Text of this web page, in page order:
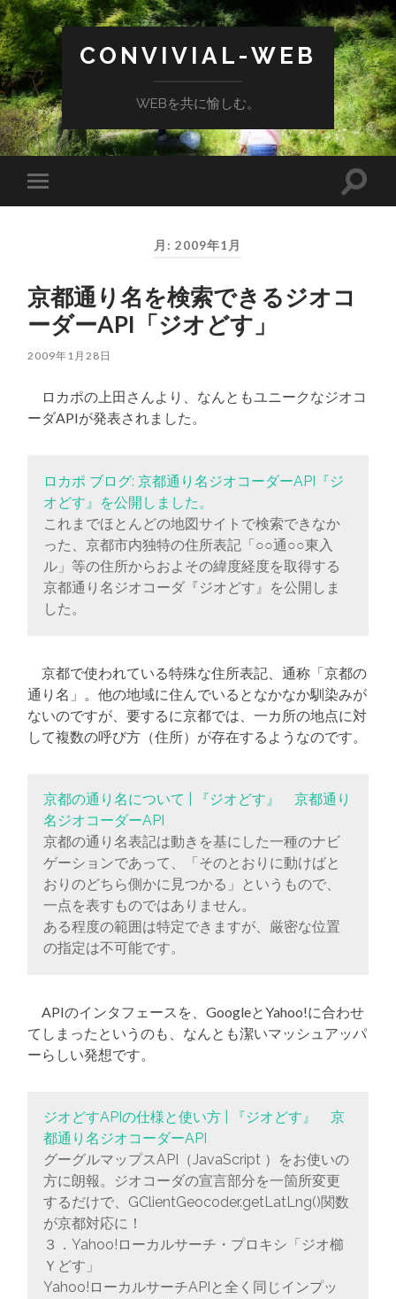
CONVIVIAL-WEB
WEBを共に愉しむ。
モ
バ
ー
を
切
り
替
え
検
月:2009年1月
京都通り名を検索できるジオコ
ーダーAPI「ジオどす」
2009年1月28日
ロカポの上田さんより、なんともユニークなジオコ
ーダAPIが発表されました。
ロカポ ブログ: 京都通り名ジオコーダーAPI『ジ
オどす』を公開しました。
これまでほとんどの地図サイトで検索できなか
った、京都市内独特の住所表記「○○通○○東入
ル」等の住所からおよその緯度経度を取得する
京都通り名ジオコーダ『ジオどす』を公開しま
した。
京都で使われている特殊な住所表記、通称「京都の
通り名」。他の地域に住んでいるとなかなか馴染みが
ないのですが、要するに京都では、一カ所の地点に対
して複数の呼び方（住所）が存在するようなのです。
京都の通り名について | 『ジオどす』 京都通り
名ジオコーダーAPI
京都の通り名表記は動きを基にした一種のナビ
ゲーションであって、「そのとおりに動けばと
おりのどちら側かに見つかる」というもので、
一点を表すものではありません。
ある程度の範囲は特定できますが、厳密な位置
の指定は不可能です。
APIのインタフェースを、GoogleとYahoo!に合わせ
てしまったというのも、なんとも潔いマッシュアッパ
ーらしい発想です。
ジオどすAPIの仕様と使い方 | 『ジオどす』 京
都通り名ジオコーダーAPI
グーグルマップスAPI（JavaScript ）をお使いの
方に朗報。ジオコーダの宣言部分を一箇所変更
するだけで、GClientGeocoder.getLatLng()関数
が京都対応に！
３．Yahoo!ローカルサーチ・プロキシ「ジオ櫛
Ｙどす」
Yahoo!ローカルサーチAPIと全く同じインプッ